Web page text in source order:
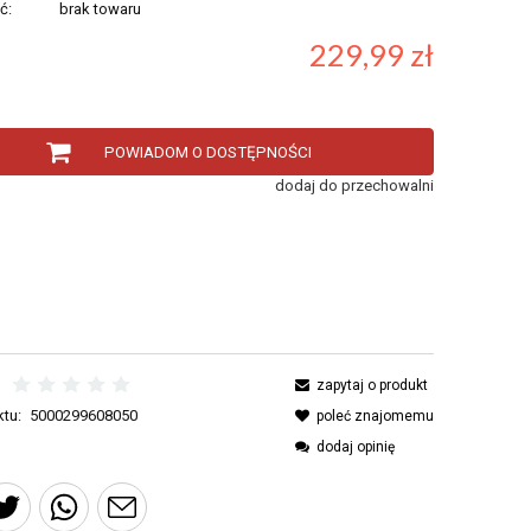
brak towaru
229,99 zł
POWIADOM O DOSTĘPNOŚCI
dodaj do przechowalni
5000299608050
zapytaj o produkt
poleć znajomemu
dodaj opinię